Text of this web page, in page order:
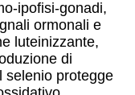
ipofisi-gonadi,
ormonali e
luteinizzante,
di
selenio protegge